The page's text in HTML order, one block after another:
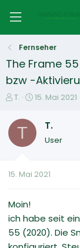
Fernseher
The Frame
bzw -
E
s
e
e
T.
E
t
e
t
15. Mai 2021
T T.
User
15. Mai 2021
Moin!
ich habe seit
55 (2020). Die